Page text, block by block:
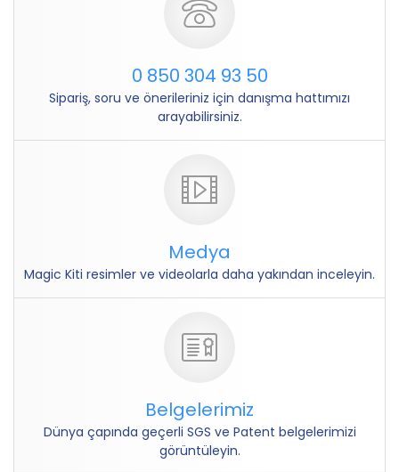
0 850 304 93 50
Sipariş, soru ve önerileriniz için danışma hattımızı
arayabilirsiniz.
Medya
Magic Kiti resimler ve videolarla daha yakından inceleyin.
Belgelerimiz
Dünya çapında geçerli SGS ve Patent belgelerimizi
görüntüleyin.